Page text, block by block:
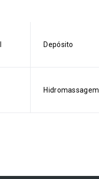
Depósito
Hidromassagem